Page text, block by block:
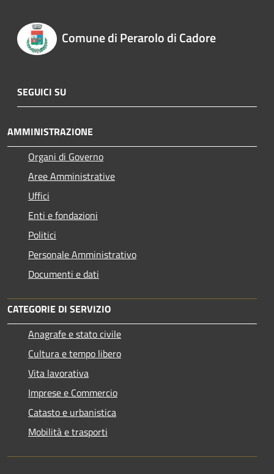
Comune di Perarolo di Cadore
SEGUICI SU
AMMINISTRAZIONE
Organi di Governo
Aree Amministrative
Uffici
Enti e fondazioni
Politici
Personale Amministrativo
Documenti e dati
CATEGORIE DI SERVIZIO
Anagrafe e stato civile
Cultura e tempo libero
Vita lavorativa
Imprese e Commercio
Catasto e urbanistica
Mobilità e trasporti